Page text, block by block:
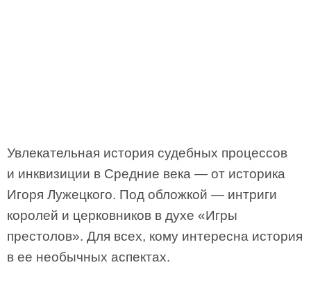
Увлекательная история судебных процессов
и инквизиции в Средние века — от историка
Игоря Лужецкого. Под обложкой — интриги
королей и церковников в духе «Игры
престолов». Для всех, кому интересна история
в ее необычных аспектах.